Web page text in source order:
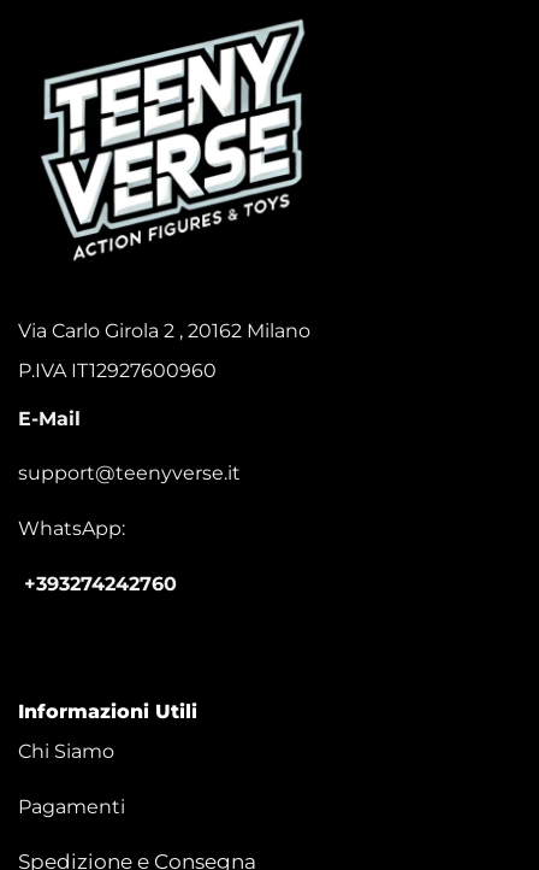
Via Carlo Girola 2 , 20162 Milano
P.IVA IT12927600960
E-Mail
support@teenyverse.it
WhatsApp:
+393274242760
Informazioni Utili
Chi Siamo
Pagamenti
Spedizione e Consegna